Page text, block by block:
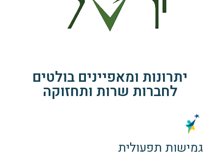
יתרונות ומאפיינים בולטים
לחברות שרות ותחזוקה
גמישות תפעולית